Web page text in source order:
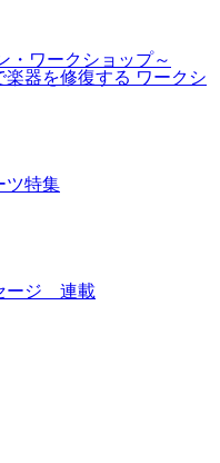
・ワークショップ～
器を修復する ワークシ
ツ特集
ージ 連載